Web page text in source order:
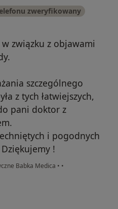
zweryfikowany
związku z objawami
szczególnego
z tych łatwiejszych,
pani doktor z
i pogodnych
!
Babka Medica • •